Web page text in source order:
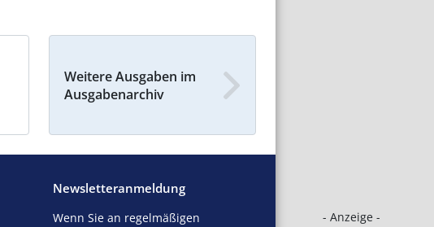
- Anzeige -
Weitere Ausgaben im
Ausgabenarchiv
Newsletteranmeldung
Wenn Sie an regelmäßigen